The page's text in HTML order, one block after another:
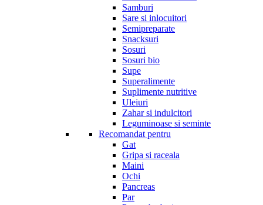
Samburi
Sare si inlocuitori
Semipreparate
Snacksuri
Sosuri
Sosuri bio
Supe
Superalimente
Suplimente nutritive
Uleiuri
Zahar si indulcitori
Leguminoase si seminte
Recomandat pentru
Gat
Gripa si raceala
Maini
Ochi
Pancreas
Par